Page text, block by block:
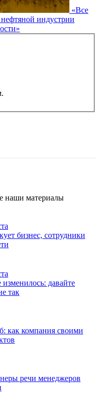
«Все
индустрии
наши материалы
бизнес, сотрудники
давайте
так
как компания своими
речи менеджеров